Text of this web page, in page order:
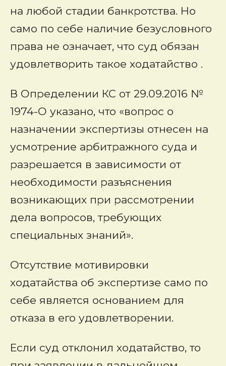
на любой стадии банкротства. Но
само по себе наличие безусловного
права не означает, что суд обязан
удовлетворить такое ходатайство .
В Определении КС от 29.09.2016 №
1974-О указано, что «вопрос о
назначении экспертизы отнесен на
усмотрение арбитражного суда и
разрешается в зависимости от
необходимости разъяснения
возникающих при рассмотрении
дела вопросов, требующих
специальных знаний».
Отсутствие мотивировки
ходатайства об экспертизе само по
себе является основанием для
отказа в его удовлетворении.
Если суд отклонил ходатайство, то